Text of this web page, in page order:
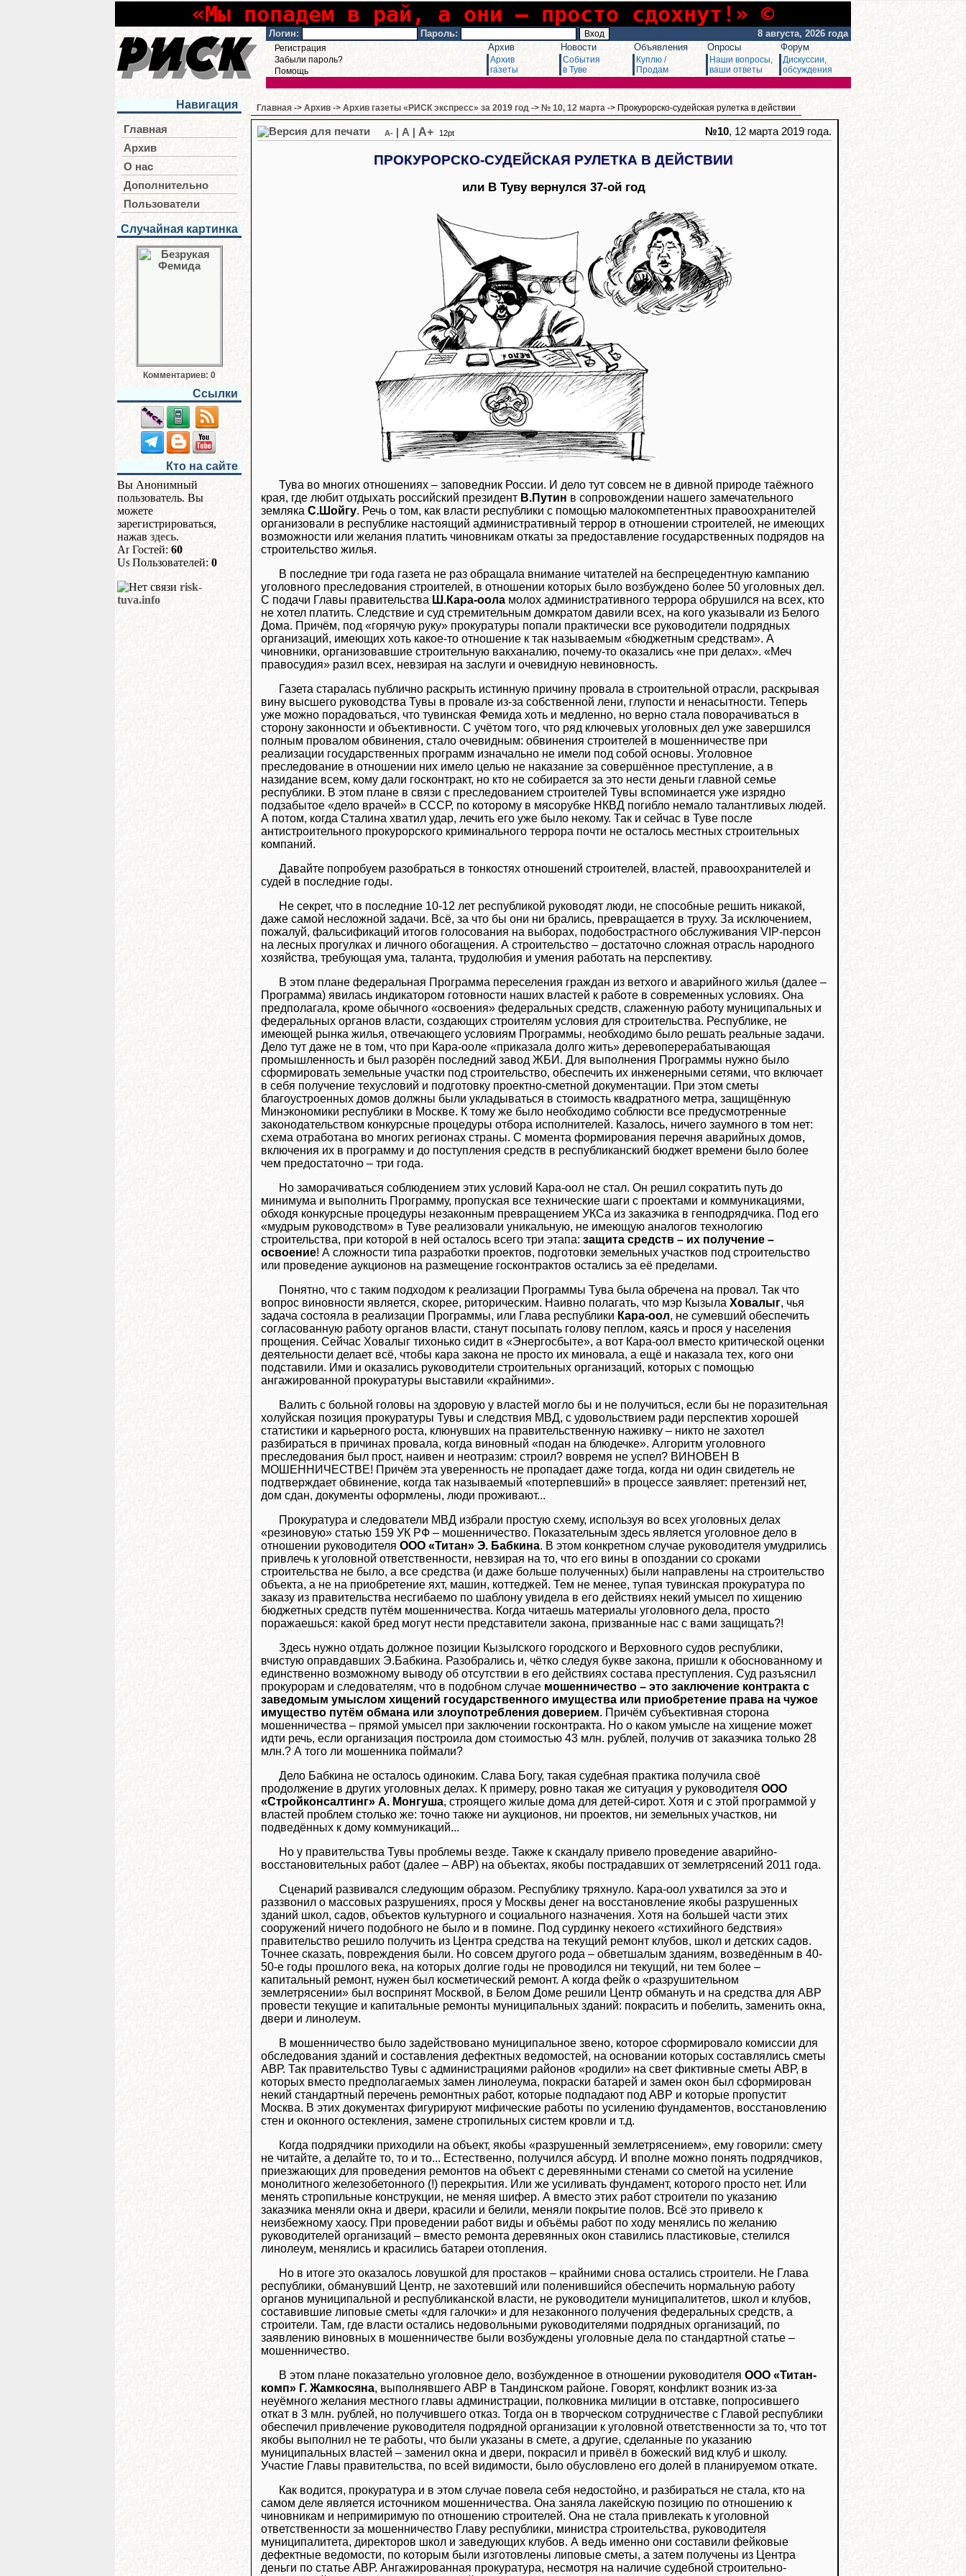
«Мы попадем в рай, а они – просто сдохнут!» ©
Логин: Пароль: 8 августа, 2026 года
Регистрация
Забыли пароль?
Помощь
Архив
Архив
газеты
Новости
События
в Туве
Объявления
Куплю /
Продам
Опросы
Наши вопросы,
ваши ответы
Форум
Дискуссии,
обсуждения
Навигация
Главная
Архив
О нас
Дополнительно
Пользователи
Случайная картинка
Комментариев: 0
Ссылки
Кто на сайте
Вы Анонимный
пользователь. Вы
можете
зарегистрироваться,
нажав здесь.
Гостей: 60
Пользователей: 0
risk-
tuva.info
Главная -> Архив -> Архив газеты «РИСК экспресс» за 2019 год -> № 10, 12 марта -> Прокурорско-судейская рулетка в действии
A- A A+ 12pt №10, 12 марта 2019 года.
ПРОКУРОРСКО-СУДЕЙСКАЯ РУЛЕТКА В ДЕЙСТВИИ
или В Туву вернулся 37-ой год
Тува во многих отношениях – заповедник России. И дело тут совсем не в дивной природе таёжного
края, где любит отдыхать российский президент В.Путин в сопровождении нашего замечательного
земляка С.Шойгу. Речь о том, как власти республики с помощью малокомпетентных правоохранителей
организовали в республике настоящий административный террор в отношении строителей, не имеющих
возможности или желания платить чиновникам откаты за предоставление государственных подрядов на
строительство жилья.
В последние три года газета не раз обращала внимание читателей на беспрецедентную кампанию
уголовного преследования строителей, в отношении которых было возбуждено более 50 уголовных дел.
С подачи Главы правительства Ш.Кара-оола молох административного террора обрушился на всех, кто
не хотел платить. Следствие и суд стремительным домкратом давили всех, на кого указывали из Белого
Дома. Причём, под «горячую руку» прокуратуры попали практически все руководители подрядных
организаций, имеющих хоть какое-то отношение к так называемым «бюджетным средствам». А
чиновники, организовавшие строительную вакханалию, почему-то оказались «не при делах». «Меч
правосудия» разил всех, невзирая на заслуги и очевидную невиновность.
Газета старалась публично раскрыть истинную причину провала в строительной отрасли, раскрывая
вину высшего руководства Тувы в провале из-за собственной лени, глупости и ненасытности. Теперь
уже можно порадоваться, что тувинская Фемида хоть и медленно, но верно стала поворачиваться в
сторону законности и объективности. С учётом того, что ряд ключевых уголовных дел уже завершился
полным провалом обвинения, стало очевидным: обвинения строителей в мошенничестве при
реализации государственных программ изначально не имели под собой основы. Уголовное
преследование в отношении них имело целью не наказание за совершённое преступление, а в
назидание всем, кому дали госконтракт, но кто не собирается за это нести деньги главной семье
республики. В этом плане в связи с преследованием строителей Тувы вспоминается уже изрядно
подзабытое «дело врачей» в СССР, по которому в мясорубке НКВД погибло немало талантливых людей.
А потом, когда Сталина хватил удар, лечить его уже было некому. Так и сейчас в Туве после
антистроительного прокурорского криминального террора почти не осталось местных строительных
компаний.
Давайте попробуем разобраться в тонкостях отношений строителей, властей, правоохранителей и
судей в последние годы.
Не секрет, что в последние 10-12 лет республикой руководят люди, не способные решить никакой,
даже самой несложной задачи. Всё, за что бы они ни брались, превращается в труху. За исключением,
пожалуй, фальсификаций итогов голосования на выборах, подобострастного обслуживания VIP-персон
на лесных прогулках и личного обогащения. А строительство – достаточно сложная отрасль народного
хозяйства, требующая ума, таланта, трудолюбия и умения работать на перспективу.
В этом плане федеральная Программа переселения граждан из ветхого и аварийного жилья (далее –
Программа) явилась индикатором готовности наших властей к работе в современных условиях. Она
предполагала, кроме обычного «освоения» федеральных средств, слаженную работу муниципальных и
федеральных органов власти, создающих строителям условия для строительства. Республике, не
имеющей рынка жилья, отвечающего условиям Программы, необходимо было решать реальные задачи.
Дело тут даже не в том, что при Кара-ооле «приказала долго жить» деревоперерабатывающая
промышленность и был разорён последний завод ЖБИ. Для выполнения Программы нужно было
сформировать земельные участки под строительство, обеспечить их инженерными сетями, что включает
в себя получение техусловий и подготовку проектно-сметной документации. При этом сметы
благоустроенных домов должны были укладываться в стоимость квадратного метра, защищённую
Минэкономики республики в Москве. К тому же было необходимо соблюсти все предусмотренные
законодательством конкурсные процедуры отбора исполнителей. Казалось, ничего заумного в том нет:
схема отработана во многих регионах страны. С момента формирования перечня аварийных домов,
включения их в программу и до поступления средств в республиканский бюджет времени было более
чем предостаточно – три года.
Но заморачиваться соблюдением этих условий Кара-оол не стал. Он решил сократить путь до
минимума и выполнить Программу, пропуская все технические шаги с проектами и коммуникациями,
обходя конкурсные процедуры незаконным превращением УКСа из заказчика в генподрядчика. Под его
«мудрым руководством» в Туве реализовали уникальную, не имеющую аналогов технологию
строительства, при которой в ней осталось всего три этапа: защита средств – их получение –
освоение! А сложности типа разработки проектов, подготовки земельных участков под строительство
или проведение аукционов на размещение госконтрактов остались за её пределами.
Понятно, что с таким подходом к реализации Программы Тува была обречена на провал. Так что
вопрос виновности является, скорее, риторическим. Наивно полагать, что мэр Кызыла Ховалыг, чья
задача состояла в реализации Программы, или Глава республики Кара-оол, не сумевший обеспечить
согласованную работу органов власти, станут посыпать голову пеплом, каясь и прося у населения
прощения. Сейчас Ховалыг тихонько сидит в «Энергосбыте», а вот Кара-оол вместо критической оценки
деятельности делает всё, чтобы кара закона не просто их миновала, а ещё и наказала тех, кого они
подставили. Ими и оказались руководители строительных организаций, которых с помощью
ангажированной прокуратуры выставили «крайними».
Валить с больной головы на здоровую у властей могло бы и не получиться, если бы не поразительная
холуйская позиция прокуратуры Тувы и следствия МВД, с удовольствием ради перспектив хорошей
статистики и карьерного роста, клюнувших на правительственную наживку – никто не захотел
разбираться в причинах провала, когда виновный «подан на блюдечке». Алгоритм уголовного
преследования был прост, наивен и неотразим: строил? вовремя не успел? ВИНОВЕН В
МОШЕННИЧЕСТВЕ! Причём эта уверенность не пропадает даже тогда, когда ни один свидетель не
подтверждает обвинение, когда так называемый «потерпевший» в процессе заявляет: претензий нет,
дом сдан, документы оформлены, люди проживают...
Прокуратура и следователи МВД избрали простую схему, используя во всех уголовных делах
«резиновую» статью 159 УК РФ – мошенничество. Показательным здесь является уголовное дело в
отношении руководителя ООО «Титан» Э. Бабкина. В этом конкретном случае руководителя умудрились
привлечь к уголовной ответственности, невзирая на то, что его вины в опоздании со сроками
строительства не было, а все средства (и даже больше полученных) были направлены на строительство
объекта, а не на приобретение яхт, машин, коттеджей. Тем не менее, тупая тувинская прокуратура по
заказу из правительства несгибаемо по шаблону увидела в его действиях некий умысел по хищению
бюджетных средств путём мошенничества. Когда читаешь материалы уголовного дела, просто
поражаешься: какой бред могут нести представители закона, призванные нас с вами защищать?!
Здесь нужно отдать должное позиции Кызылского городского и Верховного судов республики,
вчистую оправдавших Э.Бабкина. Разобрались и, чётко следуя букве закона, пришли к обоснованному и
единственно возможному выводу об отсутствии в его действиях состава преступления. Суд разъяснил
прокурорам и следователям, что в подобном случае мошенничество – это заключение контракта с
заведомым умыслом хищений государственного имущества или приобретение права на чужое
имущество путём обмана или злоупотребления доверием. Причём субъективная сторона
мошенничества – прямой умысел при заключении госконтракта. Но о каком умысле на хищение может
идти речь, если организация построила дом стоимостью 43 млн. рублей, получив от заказчика только 28
млн.? А того ли мошенника поймали?
Дело Бабкина не осталось одиноким. Слава Богу, такая судебная практика получила своё
продолжение в других уголовных делах. К примеру, ровно такая же ситуация у руководителя ООО
«Стройконсалтинг» А. Монгуша, строящего жилые дома для детей-сирот. Хотя и с этой программой у
властей проблем столько же: точно также ни аукционов, ни проектов, ни земельных участков, ни
подведённых к дому коммуникаций...
Но у правительства Тувы проблемы везде. Также к скандалу привело проведение аварийно-
восстановительных работ (далее – АВР) на объектах, якобы пострадавших от землетрясений 2011 года.
Сценарий развивался следующим образом. Республику тряхнуло. Кара-оол ухватился за это и
раззвонил о массовых разрушениях, прося у Москвы денег на восстановление якобы разрушенных
зданий школ, садов, объектов культурного и социального назначения. Хотя на большей части этих
сооружений ничего подобного не было и в помине. Под сурдинку некоего «стихийного бедствия»
правительство решило получить из Центра средства на текущий ремонт клубов, школ и детских садов.
Точнее сказать, повреждения были. Но совсем другого рода – обветшалым зданиям, возведённым в 40-
50-е годы прошлого века, на которых долгие годы не проводился ни текущий, ни тем более –
капитальный ремонт, нужен был косметический ремонт. А когда фейк о «разрушительном
землетрясении» был воспринят Москвой, в Белом Доме решили Центр обмануть и на средства для АВР
провести текущие и капитальные ремонты муниципальных зданий: покрасить и побелить, заменить окна,
двери и линолеум.
В мошенничество было задействовано муниципальное звено, которое сформировало комиссии для
обследования зданий и составления дефектных ведомостей, на основании которых составлялись сметы
АВР. Так правительство Тувы с администрациями районов «родили» на свет фиктивные сметы АВР, в
которых вместо предполагаемых замен линолеума, покраски батарей и замен окон был сформирован
некий стандартный перечень ремонтных работ, которые подпадают под АВР и которые пропустит
Москва. В этих документах фигурируют мифические работы по усилению фундаментов, восстановлению
стен и оконного остекления, замене стропильных систем кровли и т.д.
Когда подрядчики приходили на объект, якобы «разрушенный землетрясением», ему говорили: смету
не читайте, а делайте то, то и то... Естественно, получился абсурд. И вполне можно понять подрядчиков,
приезжающих для проведения ремонтов на объект с деревянными стенами со сметой на усиление
монолитного железобетонного (!) перекрытия. Или же усиливать фундамент, которого просто нет. Или
менять стропильные конструкции, не меняя шифер. А вместо этих работ строители по указанию
заказчика меняли окна и двери, красили и белили, меняли покрытие полов. Всё это привело к
неизбежному хаосу. При проведении работ виды и объёмы работ по ходу менялись по желанию
руководителей организаций – вместо ремонта деревянных окон ставились пластиковые, стелился
линолеум, менялись и красились батареи отопления.
Но в итоге это оказалось ловушкой для простаков – крайними снова остались строители. Не Глава
республики, обманувший Центр, не захотевший или поленившийся обеспечить нормальную работу
органов муниципальной и республиканской власти, не руководители муниципалитетов, школ и клубов,
составившие липовые сметы «для галочки» и для незаконного получения федеральных средств, а
строители. Там, где власти остались недовольными руководителями подрядных организаций, по
заявлению виновных в мошенничестве были возбуждены уголовные дела по стандартной статье –
мошенничество.
В этом плане показательно уголовное дело, возбужденное в отношении руководителя ООО «Титан-
комп» Г. Жамкосяна, выполнявшего АВР в Тандинском районе. Говорят, конфликт возник из-за
неуёмного желания местного главы администрации, полковника милиции в отставке, попросившего
откат в 3 млн. рублей, но получившего отказ. Тогда он в творческом сотрудничестве с Главой республики
обеспечил привлечение руководителя подрядной организации к уголовной ответственности за то, что тот
якобы выполнил не те работы, что были указаны в смете, а другие, сделанные по указанию
муниципальных властей – заменил окна и двери, покрасил и привёл в божеский вид клуб и школу.
Участие Главы правительства, по всей видимости, было обусловлено его долей в планируемом откате.
Как водится, прокуратура и в этом случае повела себя недостойно, и разбираться не стала, кто на
самом деле является источником мошенничества. Она заняла лакейскую позицию по отношению к
чиновникам и непримиримую по отношению строителей. Она не стала привлекать к уголовной
ответственности за мошенничество Главу республики, министра строительства, руководителя
муниципалитета, директоров школ и заведующих клубов. А ведь именно они составили фейковые
дефектные ведомости, по которым были изготовлены липовые сметы, а затем получены из Центра
деньги по статье АВР. Ангажированная прокуратура, несмотря на наличие судебной строительно-